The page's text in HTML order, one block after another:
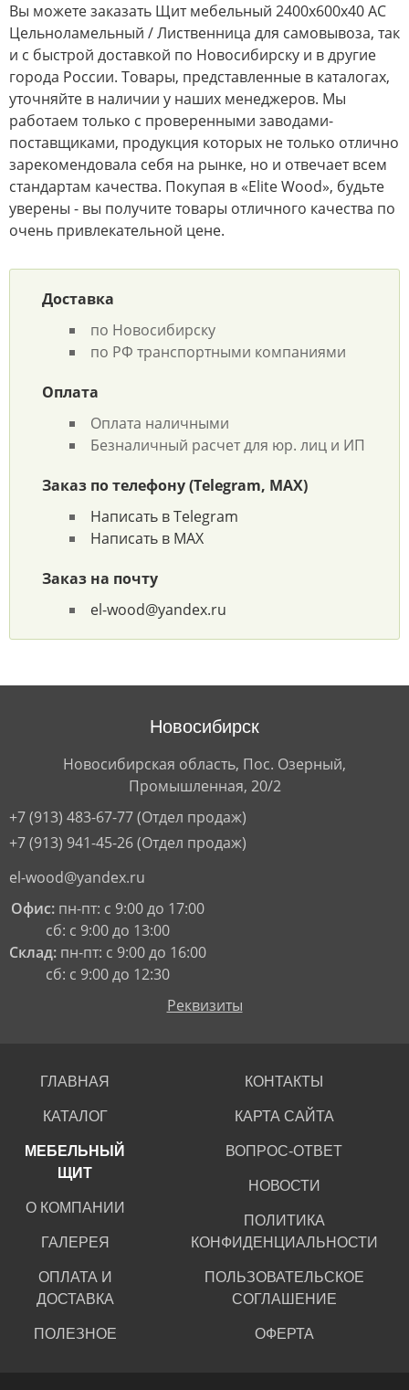
Вы можете заказать Щит мебельный 2400х600х40 АС
Цельноламельный / Лиственница для самовывоза, так
и с быстрой доставкой по Новосибирску и в другие
города России. Товары, представленные в каталогах,
уточняйте в наличии у наших менеджеров. Мы
работаем только с проверенными заводами-
поставщиками, продукция которых не только отлично
зарекомендовала себя на рынке, но и отвечает всем
стандартам качества. Покупая в «Elite Wood», будьте
уверены - вы получите товары отличного качества по
очень привлекательной цене.
Доставка
по Новосибирску
по РФ транспортными компаниями
Оплата
Оплата наличными
Безналичный расчет для юр. лиц и ИП
Заказ по телефону (Telegram, MAX)
Написать в Telegram
Написать в MAX
Заказ на почту
el-wood@yandex.ru
ГЛАВНАЯ
КАТАЛОГ
МЕБЕЛЬНЫЙ
ЩИТ
О КОМПАНИИ
ГАЛЕРЕЯ
ОПЛАТА И
ДОСТАВКА
ПОЛЕЗНОЕ
КОНТАКТЫ
КАРТА САЙТА
ВОПРОС-ОТВЕТ
НОВОСТИ
ПОЛИТИКА
КОНФИДЕНЦИАЛЬНОСТИ
ПОЛЬЗОВАТЕЛЬСКОЕ
СОГЛАШЕНИЕ
ОФЕРТА
Новосибирск
Новосибирская область, Пос. Озерный,
Промышленная, 20/2
+7 (913) 483-67-77(Отдел продаж)
+7 (913) 941-45-26(Отдел продаж)
el-wood@yandex.ru
Офис: пн-пт: с 9:00 до 17:00
сб: с 9:00 до 13:00
Склад: пн-пт: с 9:00 до 16:00
сб: с 9:00 до 12:30
Реквизиты